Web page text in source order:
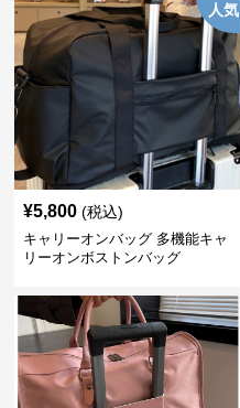
人気
¥5,800 (税込)
キャリーオンバッグ 多機能キャ
リーオンボストンバッグ